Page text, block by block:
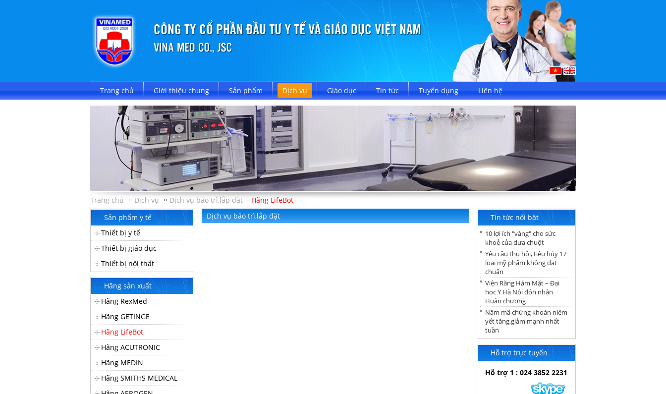
Trang chủ Giới thiệu chung Sản phẩm Dịch vụ Giáo dục Tin tức Tuyển dụng Liên hệ
Trang chủ Dịch vụ Dịch vụ bảo trì,lắp đặt
Hãng LifeBot
Sản phẩm y tế
Thiết bị y tế
Thiết bị giáo dục
Thiết bị nội thất
Hãng sản xuất
Hãng RexMed
Hãng GETINGE
Hãng LifeBot
Hãng ACUTRONIC
Hãng MEDIN
Hãng SMITHS MEDICAL
Dịch vụ bảo trì,lắp đặt Tin tức nổi bật
10 lợi ích "vàng" cho sức
khoẻ của dưa chuột
Yêu cầu thu hồi, tiêu hủy 17
loại mỹ phẩm không đạt
chuẩn
Viện Răng Hàm Mặt – Đại
học Y Hà Nội đón nhận
Huân chương
Năm mã chứng khoán niêm
yết tăng,giảm mạnh nhất
tuần
Hỗ trợ trực tuyến
Hỗ trợ 1 : 024 3852 2231